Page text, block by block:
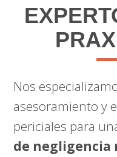
Nos
asesoramiento y
periciales para
de negligencia